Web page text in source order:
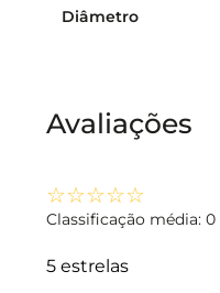
Diâmetro
Avaliações
☆☆☆☆☆
Classificação média: 0
5 estrelas